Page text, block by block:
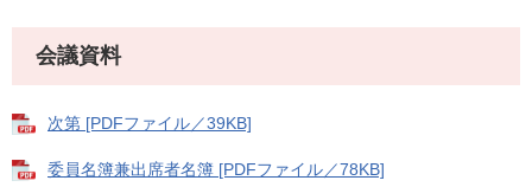
会議資料
次第 [PDFファイル／39KB]
委員名簿兼出席者名簿 [PDFファイル／78KB]